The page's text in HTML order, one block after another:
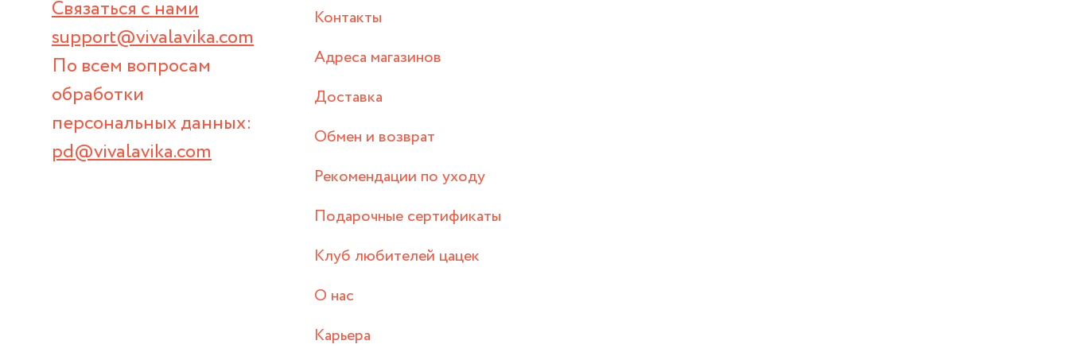
Связаться с нами
support@vivalavika.com
По всем вопросам
обработки
персональных данных:
pd@vivalavika.com
Контакты
Адреса магазинов
Доставка
Обмен и возврат
Рекомендации по уходу
Подарочные сертификаты
Клуб любителей цацек
О нас
Карьера